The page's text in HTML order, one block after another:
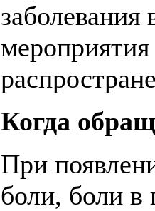
заболевания
Когда
При
боли, боли в